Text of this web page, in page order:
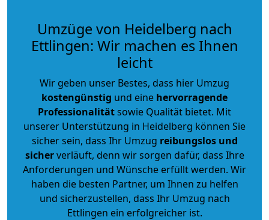
Umzüge von Heidelberg nach
Ettlingen: Wir machen es Ihnen
leicht
Wir geben unser Bestes, dass hier Umzug
kostengünstig und eine hervorragende
Professionalitätsowie Qualität bietet. Mit
unserer Unterstützung in Heidelberg können Sie
sicher sein, dass Ihr Umzug reibungslos und
sicherverläuft, denn wir sorgen dafür, dass Ihre
Anforderungen und Wünsche erfüllt werden. Wir
haben die besten Partner, um Ihnen zu helfen
und sicherzustellen, dass Ihr Umzug nach
Ettlingen ein erfolgreicher ist.